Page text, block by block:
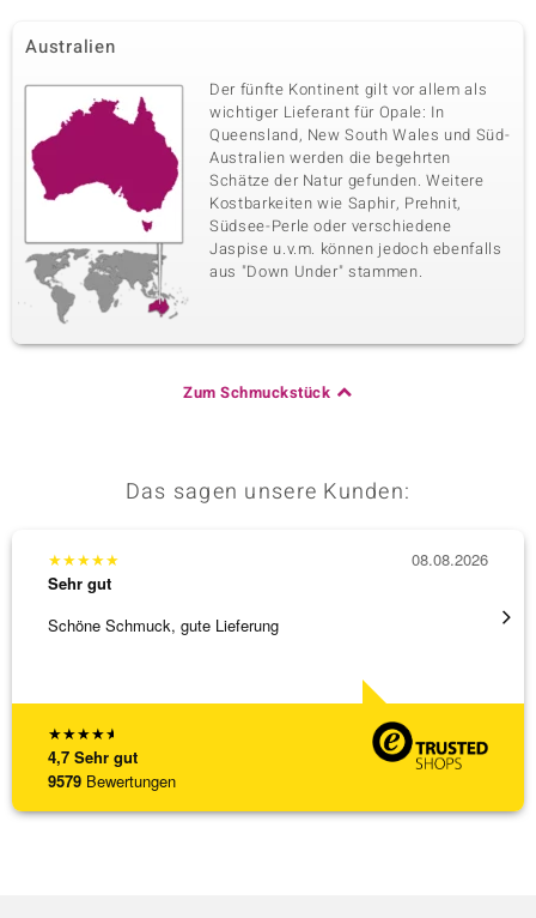
Australien
Der fünfte Kontinent gilt vor allem als
wichtiger Lieferant für Opale: In
Queensland, New South Wales und Süd-
Australien werden die begehrten
Schätze der Natur gefunden. Weitere
Kostbarkeiten wie Saphir, Prehnit,
Südsee-Perle oder verschiedene
Jaspise u.v.m. können jedoch ebenfalls
aus "Down Under" stammen.
Zum Schmuckstück
Das sagen unsere Kunden:
★★★★★
4,7 Sehr gut
9579 Bewertungen
★★★★★
Sehr gut
Schöne Schmuck, gute Lieferung
08.08.2026